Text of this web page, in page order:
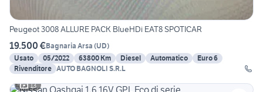
Peugeot 3008 ALLURE PACK BlueHDi EAT8 SPOTICAR
19.500 €Bagnaria Arsa (UD)
Usato
05/2022 63800 Km Diesel Automatico
Euro 6
Rivenditore AUTO BAGNOLI S.R.L
13